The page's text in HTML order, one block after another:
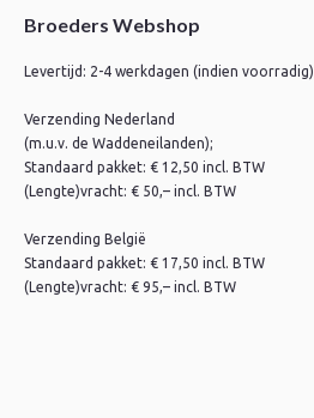
Broeders Webshop
Levertijd: 2-4 werkdagen (indien voorradig)
Verzending Nederland
(m.u.v. de Waddeneilanden);
Standaard pakket: € 12,50 incl. BTW
(Lengte)vracht: € 50,– incl. BTW
Verzending België
Standaard pakket: € 17,50 incl. BTW
(Lengte)vracht: € 95,– incl. BTW